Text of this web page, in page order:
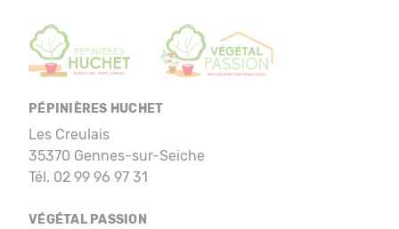
PÉPINIÈRES HUCHET
Les Creulais
35370 Gennes-sur-Seiche
Tél. 02 99 96 97 31
VÉGÉTAL PASSION